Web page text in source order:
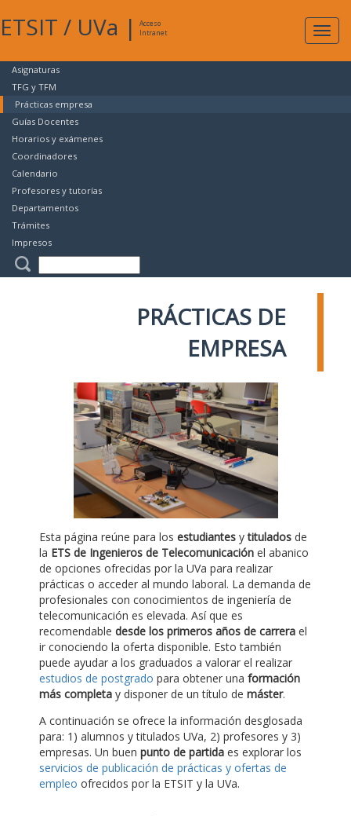
ETSIT / UVa |
Acceso
Intranet
Asignaturas
TFG y TFM
Prácticas empresa
Guías Docentes
Horarios y exámenes
Coordinadores
Calendario
Profesores y tutorías
Departamentos
Trámites
Impresos
PRÁCTICAS DE
EMPRESA
Esta página reúne para los estudiantes ytitulados de
la ETS de Ingenieros de Telecomunicación el abanico
de opciones ofrecidas por la UVa para realizar
prácticas o acceder al mundo laboral. La demanda de
profesionales con conocimientos de ingeniería de
telecomunicación es elevada. Así que es
recomendable desde los primeros años de carrera el
ir conociendo la oferta disponible. Esto también
puede ayudar a los graduados a valorar el realizar
estudios de postgrado para obtener una formación
más completa y disponer de un título de máster.
A continuación se ofrece la información desglosada
para: 1) alumnos y titulados UVa, 2) profesores y 3)
empresas. Un buen punto de partida es explorar los
servicios de publicación de prácticas y ofertas de
empleo ofrecidos por la ETSIT y la UVa.